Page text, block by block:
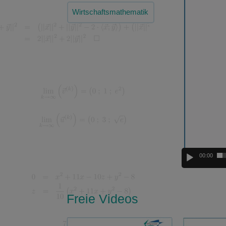
Wirtschaftsmathematik
00:00
Freie Videos